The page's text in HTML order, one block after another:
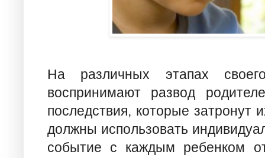
На различных этапах
воспринимают развод
последствия, которые
должны использовать
событие с каждым ребенком